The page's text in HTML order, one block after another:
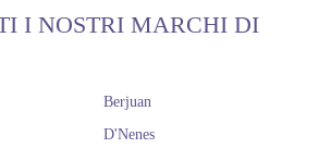
I NOSTRI MARCHI DI
Berjuan
D'Nenes